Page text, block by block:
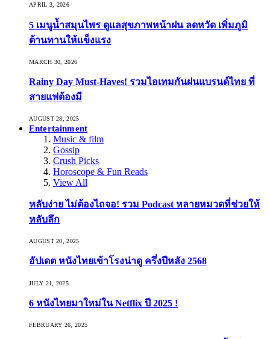
APRIL 3, 2026
5 เมนูน้ำสมุนไพร ดูแลสุขภาพหน้าฝน ลดหวัด เพิ่มภูมิ
ต้านทานให้แข็งแรง
MARCH 30, 2026
Rainy Day Must-Haves! รวมไอเทมกันฝนแบรนด์ไทย ที่
สายแฟต้องมี
AUGUST 28, 2025
Entertainment
Music & film
Gossip
Crush Picks
Horoscope & Fun Reads
View All
หลับง่าย ไม่ต้องไถจอ! รวม Podcast หลายหมวดที่ช่วยให้
หลับลึก
AUGUST 20, 2025
อัปเดต หนังไทยเข้าโรงน่าดู ครึ่งปีหลัง 2568
JULY 21, 2025
6 หนังไทยมาใหม่ใน Netflix ปี 2025 !
FEBRUARY 26, 2025